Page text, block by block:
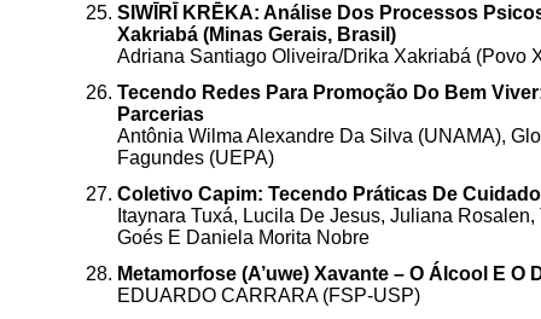
SIWĪRĪ KRĒKA: Análise Dos Processos
Xakriabá (Minas Gerais, Brasil)
Adriana Santiago Oliveira/Drika Xakriabá (Povo
Tecendo Redes Para Promoção Do Bem
Parcerias
Antônia Wilma Alexandre Da Silva (UNAMA),
Fagundes (UEPA)
Coletivo Capim: Tecendo Práticas De
Itaynara Tuxá, Lucila De Jesus, Juliana
Goés E Daniela Morita Nobre
Metamorfose (A’uwe) Xavante – O Álcool E
EDUARDO CARRARA (FSP-USP)